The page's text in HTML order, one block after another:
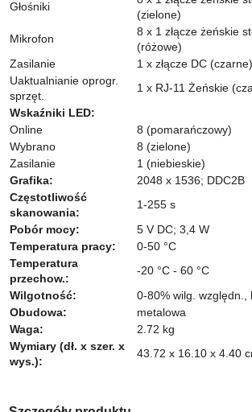
Głośniki
(zielone)
Mikrofon
8 x 1 złącze żeńskie
(różowe)
Zasilanie
1 x złącze DC (czarne)
Uaktualnianie oprogr.
sprzęt.
1 x RJ-11 Żeńskie
Wskaźniki LED:
Online
8 (pomarańczowy)
Wybrano
8 (zielone)
Zasilanie
1 (niebieskie)
Grafika:
2048 x 1536; DDC2B
Częstotliwość
skanowania:
1-255 s
Pobór mocy:
5 V DC; 3,4 W
Temperatura pracy:
0-50 °C
Temperatura
przechow.:
-20 °C - 60 °C
Wilgotność:
0-80% wilg. względn.,
Obudowa:
metalowa
Waga:
2.72 kg
Wymiary (dł. x szer. x
wys.):
43.72 x 16.10 x 4.40